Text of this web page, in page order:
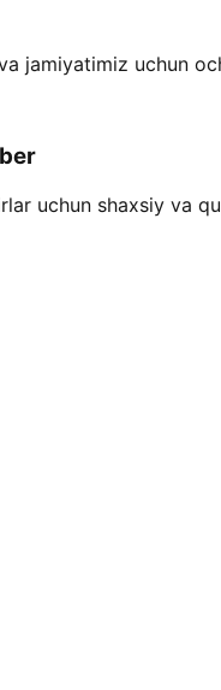
jamiyatimiz uchun
uchun shaxsiy va